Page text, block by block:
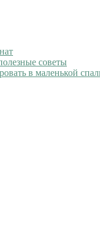
советы
в маленькой